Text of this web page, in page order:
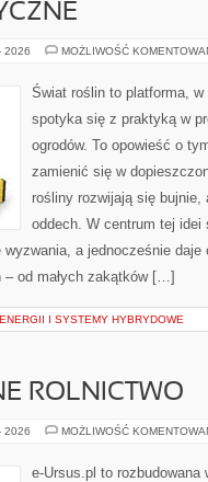
2026 MOŻLIWOŚĆ
Świat roślin to platforma, w
spotyka się z praktyką w
ogrodów. To opowieść o
zamienić się w
rośliny rozwijają się bujnie,
oddech. W centrum tej
a jednocześnie daje
– od małych zakątków […]
I SYSTEMY HYBRYDOWE
ROLNICTWO
2026 MOŻLIWOŚĆ
e-Ursus.pl to rozbudowana